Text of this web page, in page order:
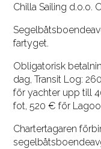
Chilla Sailing d.o.o.
fartyget.
Obligatorisk
dag, Transit Log:
för yachter upp till
fot, 520 € för
Chartertagaren